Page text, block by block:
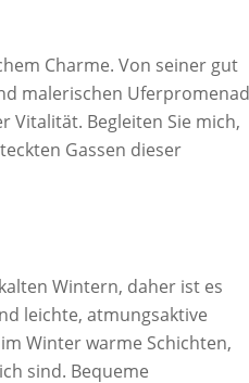
Charme. Von seiner gut
malerischen
Vitalität. Begleiten Sie mich,
Gassen dieser
Wintern, daher ist es
leichte, atmungsaktive
Winter warme Schichten,
sind. Bequeme